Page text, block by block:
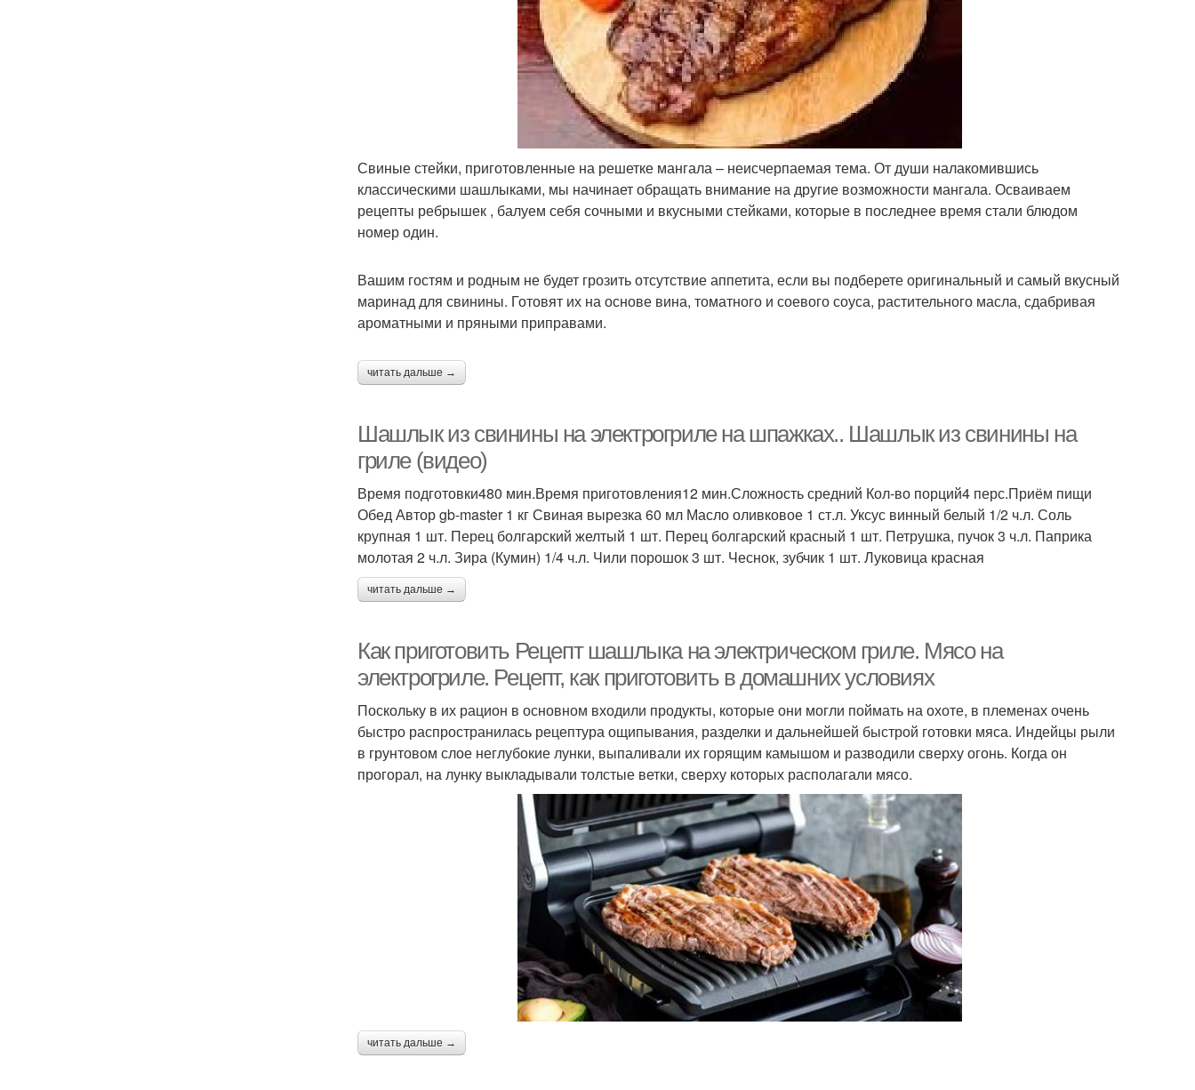
Свиные стейки, приготовленные на решетке мангала – неисчерпаемая тема. От души налакомившись
классическими шашлыками, мы начинает обращать внимание на другие возможности мангала. Осваиваем
рецепты ребрышек , балуем себя сочными и вкусными стейками, которые в последнее время стали блюдом
номер один.
Вашим гостям и родным не будет грозить отсутствие аппетита, если вы подберете оригинальный и самый вкусный
маринад для свинины. Готовят их на основе вина, томатного и соевого соуса, растительного масла, сдабривая
ароматными и пряными приправами.
читать дальше →
Шашлык из свинины на электрогриле на шпажках.. Шашлык из свинины на
гриле (видео)
Время подготовки480 мин.Время приготовления12 мин.Сложность средний Кол-во порций4 перс.Приём пищи
Обед Автор gb-master 1 кг Свиная вырезка 60 мл Масло оливковое 1 ст.л. Уксус винный белый 1/2 ч.л. Соль
крупная 1 шт. Перец болгарский желтый 1 шт. Перец болгарский красный 1 шт. Петрушка, пучок 3 ч.л. Паприка
молотая 2 ч.л. Зира (Кумин) 1/4 ч.л. Чили порошок 3 шт. Чеснок, зубчик 1 шт. Луковица красная
читать дальше →
Как приготовить Рецепт шашлыка на электрическом гриле. Мясо на
электрогриле. Рецепт, как приготовить в домашних условиях
Поскольку в их рацион в основном входили продукты, которые они могли поймать на охоте, в племенах очень
быстро распространилась рецептура ощипывания, разделки и дальнейшей быстрой готовки мяса. Индейцы рыли
в грунтовом слое неглубокие лунки, выпаливали их горящим камышом и разводили сверху огонь. Когда он
прогорал, на лунку выкладывали толстые ветки, сверху которых располагали мясо.
читать дальше →